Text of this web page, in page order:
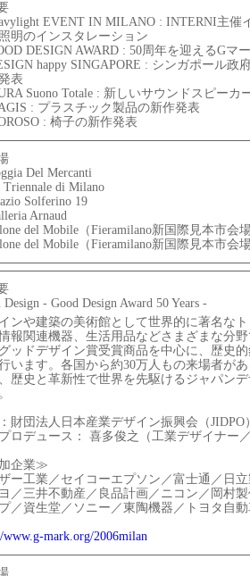
EVENT IN MILANO : INTERNI主催
明のインスタレーション
DESIGN AWARD : 50周年を迎えるGマ
happy SINGAPORE : シンガポール
表
Suono Totale : 新しいサウンドスピーカ
: プラスチック製品の新作発表
: 椅子の新作発表
Del Mercanti
Triennale di Milano
Solferino 19
Arnaud
del Mobile（Fieramilano新国際見本市会
del Mobile（Fieramilano新国際見本市会
Design - Good Design Award 50 Years -
ンや建築の美術館として世界的に著名な
報関連機器、生活用品などさまざまな分
ッドデザイン賞受賞商品を中心に、歴史
います。各国から約30万人もの来場者が
歴史と革新性で世界を先駆けるジャパン
財団法人日本産業デザイン振興会（JIDPO
ロデュース： 喜多俊之（工業デザイナー
企業≫
ー工業／セイコーエプソン／富士通／日
／三井不動産／良品計画／ニコン／岡村
／資生堂／ソニー／東陶機器／トヨタ自
www.g-mark.org/2006milan